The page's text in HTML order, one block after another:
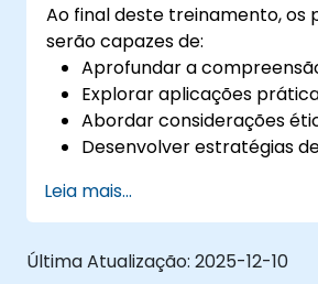
Ao final deste treinamento, os
serão capazes de:
Aprofundar a
Explorar aplicações
Abordar considerações
Desenvolver estratégias
e máquinas
Encorajar o aprendizado
Leia mais...
Última Atualização: 2025-12-10